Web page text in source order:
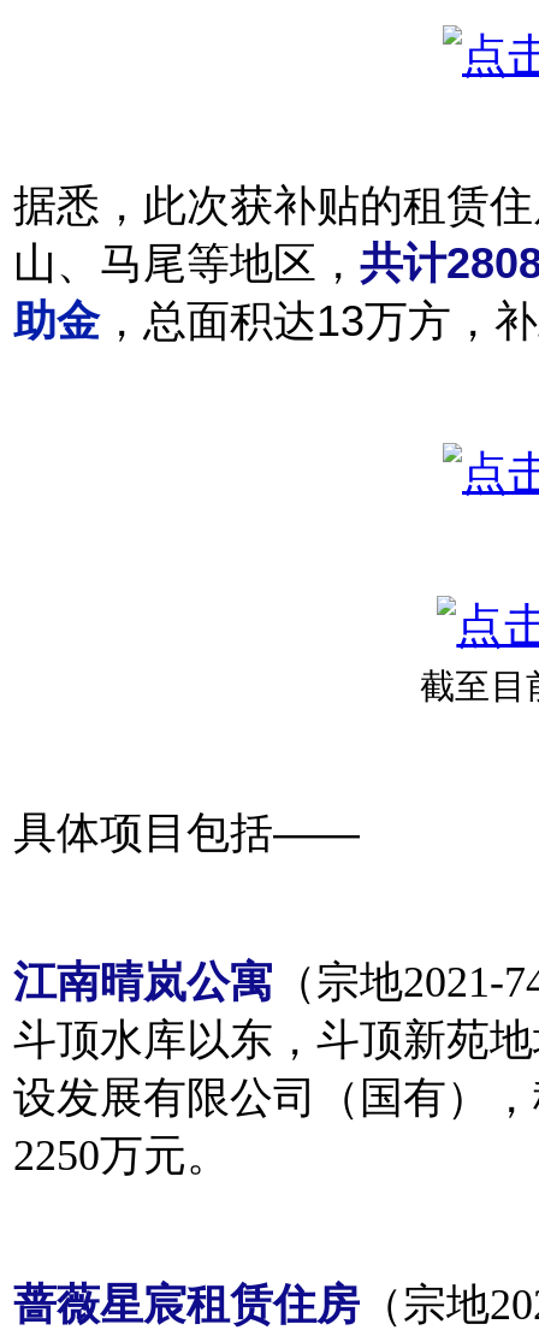
据悉，此次获补贴的租赁
山、马尾等地区， 共计
助金，总面积达13万方，
截至目
具体项目包括——
江南晴岚公寓 （宗地
斗顶水库以东，斗顶新苑
设发展有限公司（国有）
2250万元。
蔷薇星宸租赁住房 （宗地